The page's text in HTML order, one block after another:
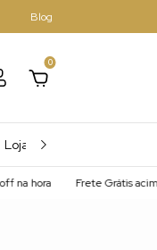
Blog
0
Loja - Mais Afiliados
hora Frete Grátis acima